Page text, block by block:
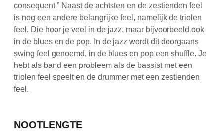
consequent.” Naast de achtsten en de zestienden feel
is nog een andere belangrijke feel, namelijk de triolen
feel. Die hoor je veel in de jazz, maar bijvoorbeeld ook
in de blues en de pop. In de jazz wordt dit doorgaans
swing feel genoemd, in de blues en pop een shuffle. Je
hebt als band een probleem als de bassist met een
triolen feel speelt en de drummer met een zestienden
feel.
NOOTLENGTE